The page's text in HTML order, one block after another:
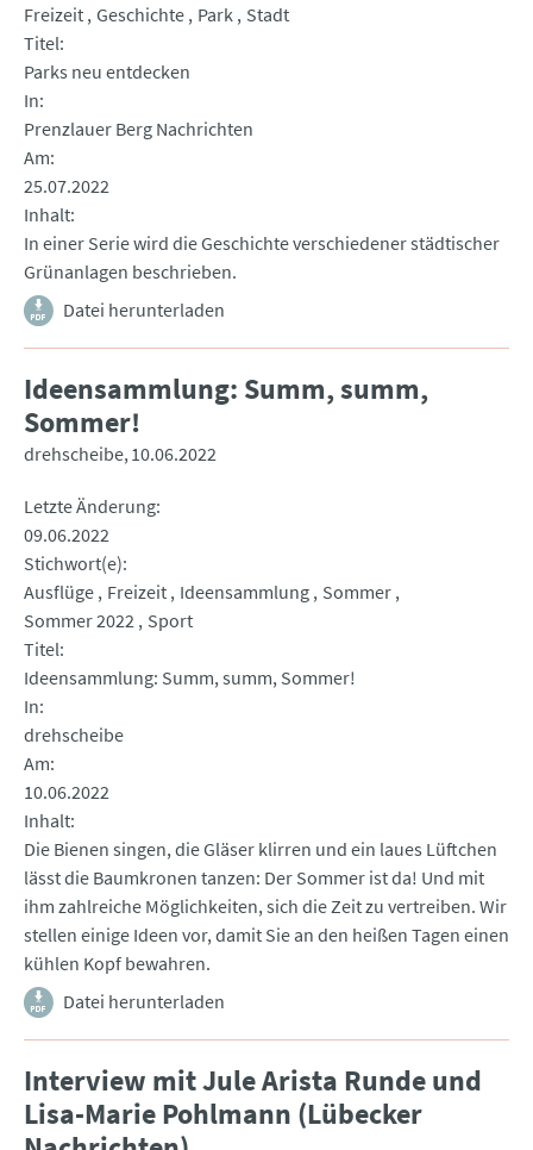
Freizeit Geschichte Park Stadt
Titel
Parks neu entdecken
In
Prenzlauer Berg Nachrichten
Am
25.07.2022
Inhalt
In einer Serie wird die Geschichte verschiedener städtischer
Grünanlagen beschrieben.
Datei herunterladen
Ideensammlung: Summ, summ,
Sommer!
drehscheibe 10.06.2022
Letzte Änderung
09.06.2022
Stichwort(e)
Ausflüge Freizeit Ideensammlung Sommer
Sommer 2022 Sport
Titel
Ideensammlung: Summ, summ, Sommer!
In
drehscheibe
Am
10.06.2022
Inhalt
Die Bienen singen, die Gläser klirren und ein laues Lüftchen
lässt die Baumkronen tanzen: Der Sommer ist da! Und mit
ihm zahlreiche Möglichkeiten, sich die Zeit zu vertreiben. Wir
stellen einige Ideen vor, damit Sie an den heißen Tagen einen
kühlen Kopf bewahren.
Datei herunterladen
Interview mit Jule Arista Runde und
Lisa-Marie Pohlmann (Lübecker